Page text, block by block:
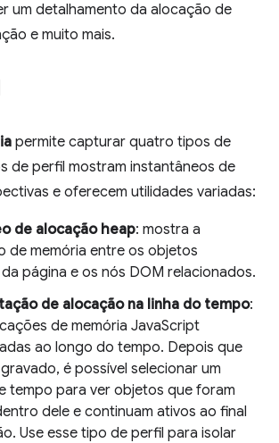
um detalhamento da alocação de
e muito mais.
permite capturar quatro tipos de
de perfil mostram instantâneos de
e oferecem utilidades variadas:
de alocação heap: mostra a
de memória entre os objetos
página e os nós DOM relacionados.
de alocação na linha do tempo:
de memória JavaScript
ao longo do tempo. Depois que
é possível selecionar um
tempo para ver objetos que foram
dele e continuam ativos ao final
Use esse tipo de perfil para isolar